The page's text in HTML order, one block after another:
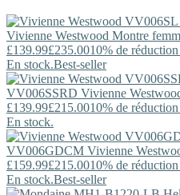
Vivienne Westwood Montre
£139.99£235.0010% de
En stock.Best-seller
VV006SSRD Vivienne
£139.99£215.0010% de
En stock.
VV006GDCM Vivienne
£159.99£215.0010% de
En stock.Best-seller